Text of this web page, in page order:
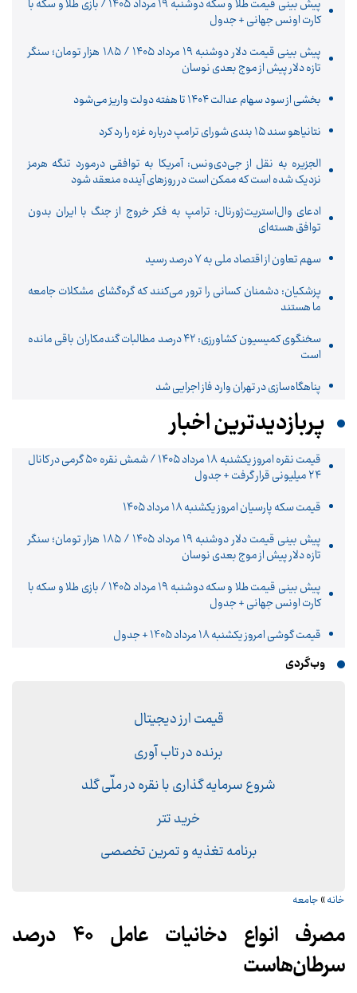
پیش‌ بینی قیمت طلا و سکه دوشنبه ۱۹ مرداد ۱۴۰۵ / بازی طلا و سکه با
کارت اونس جهانی + جدول
پیش‌ بینی قیمت دلار دوشنبه ۱۹ مرداد ۱۴۰۵ / ۱۸۵ هزار تومان؛ سنگر
تازه دلار پیش از موج بعدی نوسان
بخشی از سود سهام عدالت ۱۴۰۴ تا هفته دولت واریز می‌شود
نتانیاهو سند ۱۵ بندی شورای ترامپ درباره غزه را رد کرد
الجزیره به نقل از جی‌دی‌ونس: آمریکا به توافقی درمورد تنگه هرمز
نزدیک شده است که ممکن است در روزهای آینده منعقد شود
ادعای وال‌استریت‌ژورنال: ترامپ به فکر خروج از جنگ با ایران بدون
توافق هسته‌ای
سهم تعاون از اقتصاد ملی به ۷ درصد رسید
پزشکیان: دشمنان کسانی را ترور می‌کنند که گره‌گشای مشکلات جامعه
ما هستند
سخنگوی کمیسیون کشاورزی: ۴۲ درصد مطالبات گندمکاران باقی مانده
است
پناهگاه‌سازی در تهران وارد فاز اجرایی شد
پربازدیدترین اخبار
قیمت نقره امروز یکشنبه ۱۸ مرداد ۱۴۰۵ / شمش نقره ۵۰ گرمی در کانال
۲۴ میلیونی قرار گرفت + جدول
قیمت سکه پارسیان امروز یکشنبه ۱۸ مرداد ۱۴۰۵
پیش‌ بینی قیمت دلار دوشنبه ۱۹ مرداد ۱۴۰۵ / ۱۸۵ هزار تومان؛ سنگر
تازه دلار پیش از موج بعدی نوسان
پیش‌ بینی قیمت طلا و سکه دوشنبه ۱۹ مرداد ۱۴۰۵ / بازی طلا و سکه با
کارت اونس جهانی + جدول
قیمت گوشی امروز یکشنبه 18 مرداد 1405 + جدول
وب‌گردی
قیمت ارز دیجیتال
برنده در تاب آوری
شروع سرمایه گذاری با نقره در ملّی گلد
خرید تتر
برنامه تغذیه و تمرین تخصصی